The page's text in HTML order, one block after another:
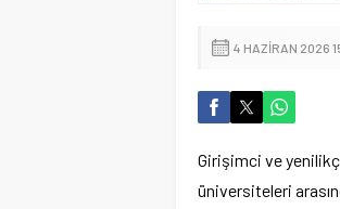
4 HAZIRAN 2026
Girişimci ve
üniversiteleri